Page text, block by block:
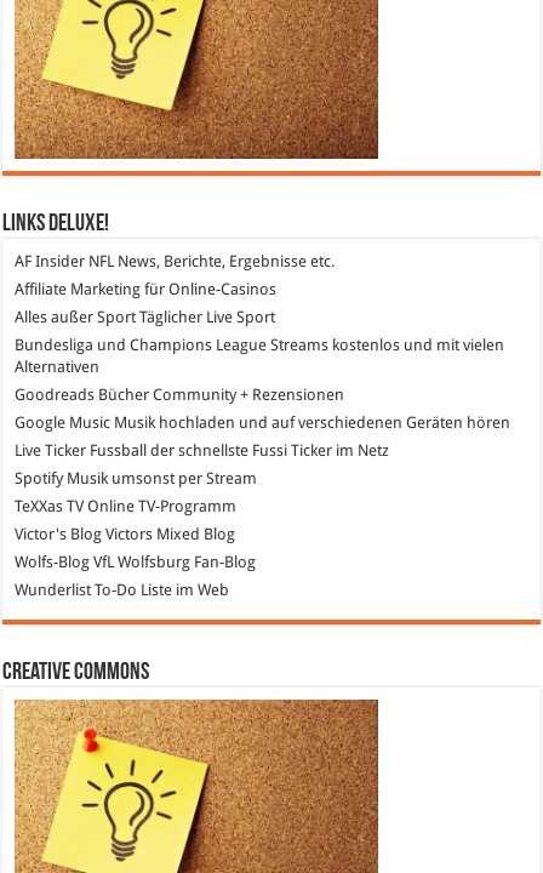
Links DeLuXe!
AF Insider NFL News, Berichte, Ergebnisse etc.
Affiliate Marketing für Online-Casinos
Alles außer Sport Täglicher Live Sport
Bundesliga und Champions League Streams kostenlos und mit vielen
Alternativen
Goodreads Bücher Community + Rezensionen
Google Music Musik hochladen und auf verschiedenen Geräten hören
Live Ticker Fussball der schnellste Fussi Ticker im Netz
SpotifyMusik umsonst per Stream
TeXXas TVOnline TV-Programm
Victor's Blog Victors Mixed Blog
Wolfs-Blog VfL Wolfsburg Fan-Blog
Wunderlist To-Do Liste im Web
Creative Commons